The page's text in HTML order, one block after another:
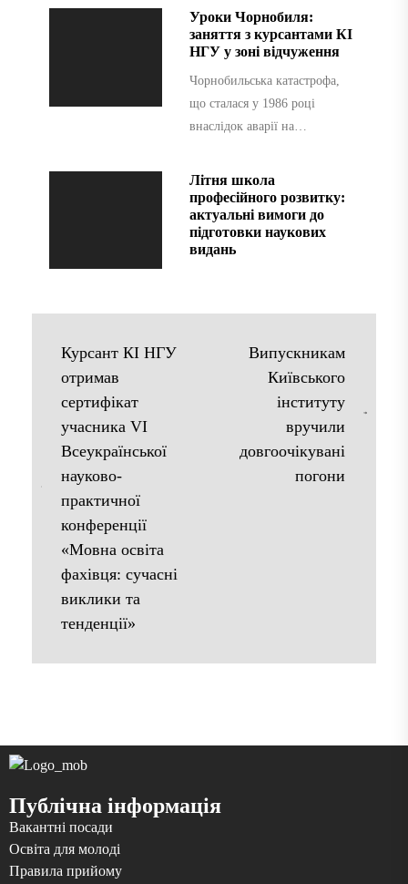
Клочихіним Костянтином
Михайловичем —
начальником хірургічного
кабінету...
Уроки Чорнобиля:
заняття з курсантами КІ
НГУ у зоні відчуження
Чорнобильська катастрофа,
що сталася у 1986 році
внаслідок аварії на
атомної електростанції, є
однією з наймасштабніших
техногенних трагедій...
Літня школа
професійного розвитку:
актуальні вимоги до
підготовки наукових
видань
Курсант КІ НГУ
отримав
сертифікат
учасника VI
Всеукраїнської
науково-
практичної
конференції
«Мовна освіта
фахівця: сучасні
виклики та
тенденції»
Випускникам
Київського
інституту
вручили
довгоочікувані
погони
Публічна інформація
Вакантні посади
Освіта для молоді
Правила прийому